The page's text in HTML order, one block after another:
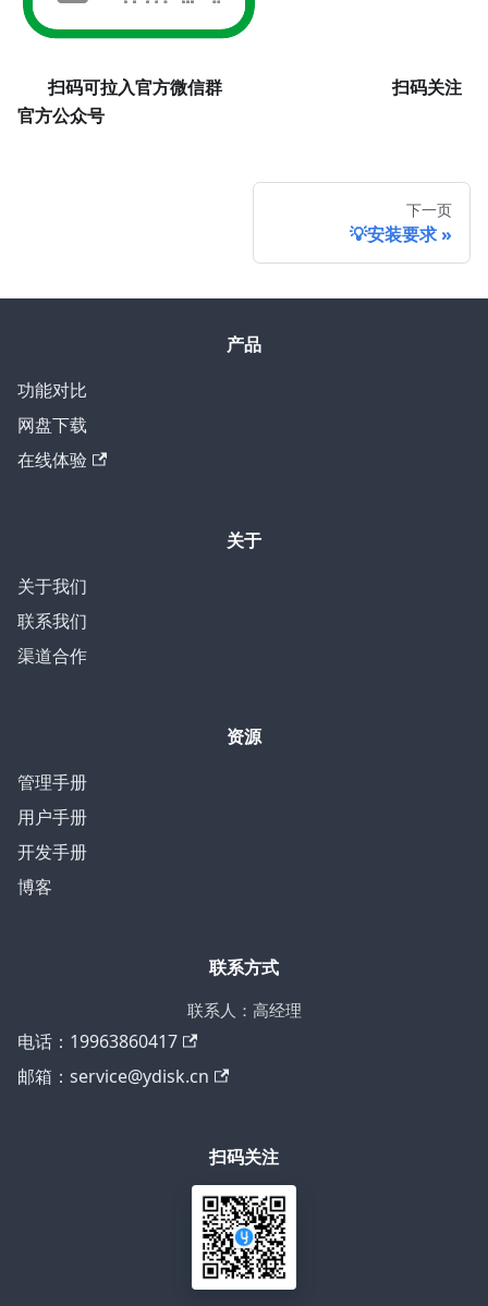
​扫码可拉入官方微信群
扫码关注
官方公众号
下一页
💡安装要求
产品
功能对比
网盘下载
在线体验
关于
关于我们
联系我们
渠道合作
资源
管理手册
用户手册
开发手册
博客
联系方式
联系人：高经理
电话：19963860417
邮箱：service@ydisk.cn
扫码关注